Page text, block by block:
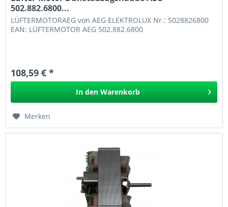
502.882.6800...
LÜFTERMOTORAEG von AEG ELEKTROLUX Nr.: 5028826800
EAN: LÜFTERMOTOR AEG 502.882.6800
108,59 € *
In den Warenkorb
Merken